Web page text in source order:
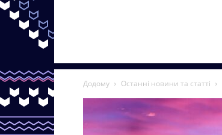
Додому Останні новини та статті